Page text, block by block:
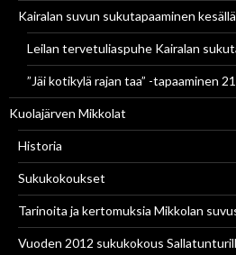
Kairalan suvun sukutapaaminen
Leilan tervetuliaspuhe Kairalan
”Jäi kotikylä rajan taa” -tapaaminen
Kuolajärven Mikkolat
Historia
Sukukokoukset
Tarinoita ja kertomuksia Mikkolan
Vuoden 2012 sukukokous